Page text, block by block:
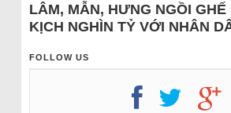
LÂM, MẪN, HƯNG NGỒI GHẾ
KỊCH NGHÌN TỶ VỚI NHÂN
FOLLOW US